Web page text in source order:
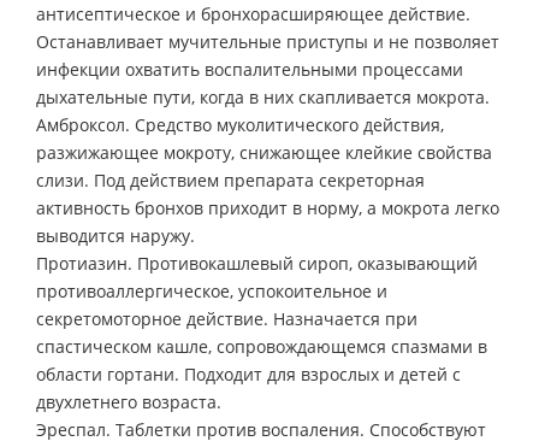
антисептическое и бронхорасширяющее действие.
Останавливает мучительные приступы и не позволяет
инфекции охватить воспалительными процессами
дыхательные пути, когда в них скапливается мокрота.
Амброксол. Средство муколитического действия,
разжижающее мокроту, снижающее клейкие свойства
слизи. Под действием препарата секреторная
активность бронхов приходит в норму, а мокрота легко
выводится наружу.
Протиазин. Противокашлевый сироп, оказывающий
противоаллергическое, успокоительное и
секретомоторное действие. Назначается при
спастическом кашле, сопровождающемся спазмами в
области гортани. Подходит для взрослых и детей с
двухлетнего возраста.
Эреспал. Таблетки против воспаления. Способствуют